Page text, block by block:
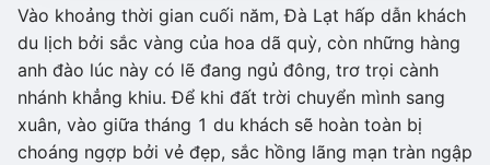
Vào khoảng thời gian cuối năm, Đà Lạt hấp dẫn khách
du lịch bởi sắc vàng của hoa dã quỳ, còn những hàng
anh đào lúc này có lẽ đang ngủ đông, trơ trọi cành
nhánh khẳng khiu. Để khi đất trời chuyển mình sang
xuân, vào giữa tháng 1 du khách sẽ hoàn toàn bị
choáng ngợp bởi vẻ đẹp, sắc hồng lãng mạn tràn ngập